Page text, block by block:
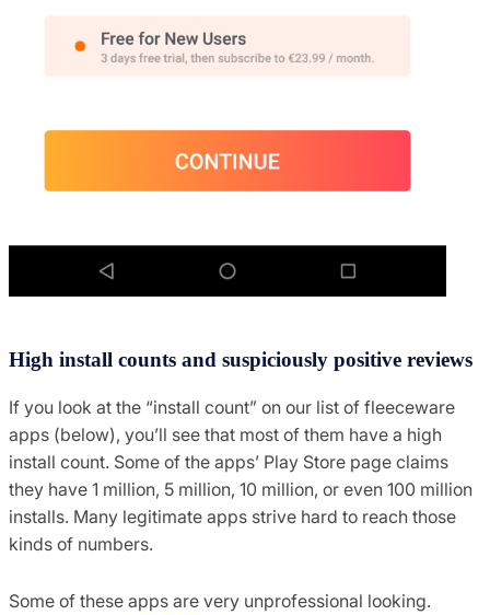
High install counts and suspiciously positive reviews
If you look at the “install count” on our list of fleeceware
apps (below), you’ll see that most of them have a high
install count. Some of the apps’ Play Store page claims
they have 1 million, 5 million, 10 million, or even 100 million
installs. Many legitimate apps strive hard to reach those
kinds of numbers.
Some of these apps are very unprofessional looking.